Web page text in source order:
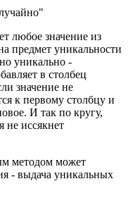
любое значение из
предмет уникальности
уникально -
в столбец
значение не
к первому столбцу и
И так по кругу,
не иссякнет
методом может
- выдача уникальных